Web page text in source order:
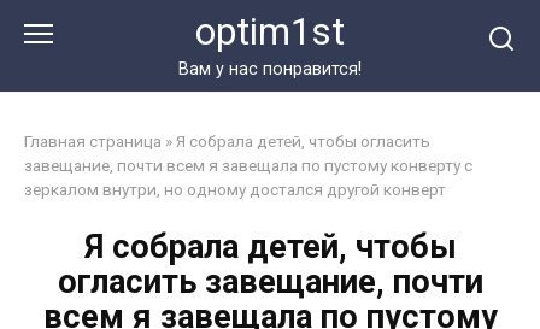
optim1st
Вам у нас понравится!
Главная страница » Я собрала детей, чтобы огласить
завещание, почти всем я завещала по пустому конверту с
зеркалом внутри, но одному достался другой конверт
Я собрала детей, чтобы
огласить завещание, почти
всем я завещала по пустому